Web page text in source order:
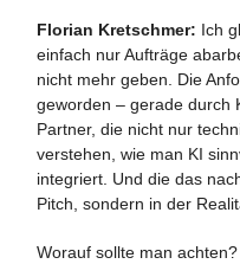
Florian Kretschmer: Ich
einfach nur Aufträge
nicht mehr geben. Die
geworden – gerade durch
Partner, die nicht nur
verstehen, wie man KI
integriert. Und die das
Pitch, sondern in der
Worauf sollte man